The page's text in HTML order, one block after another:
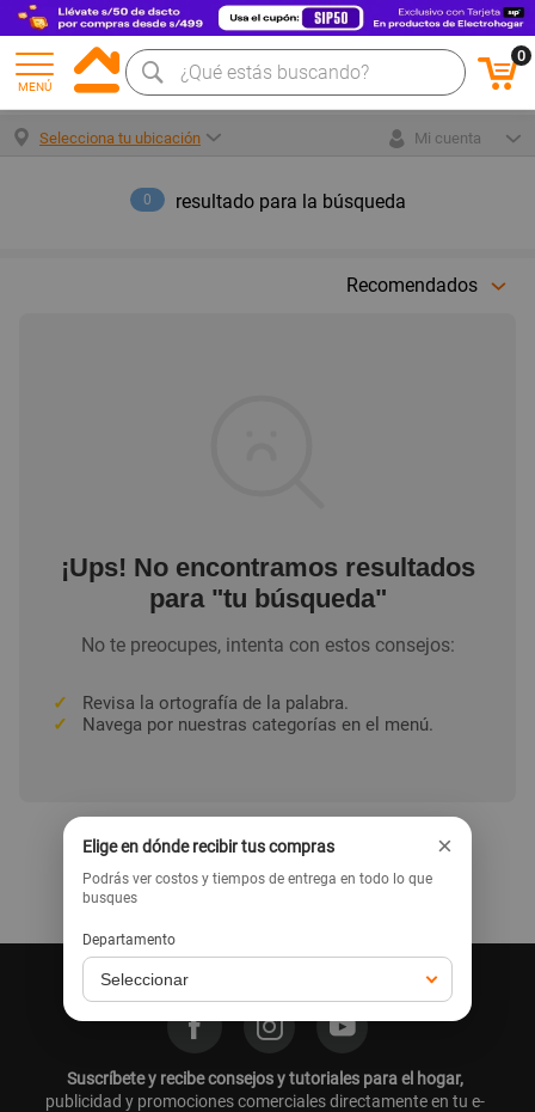
MENÚ
0
Selecciona tu ubicación Mi cuenta
0 resultado para la búsqueda
Recomendados
¡Ups! No encontramos resultados
para "tu búsqueda"
No te preocupes, intenta con estos consejos:
✓
Revisa la ortografía de la palabra.
✓
Navega por nuestras categorías en el menú.
Ir a la home
Síguenos en nuestras redes:
Suscríbete y recibe consejos y tutoriales para el hogar,
publicidad y promociones comerciales directamente en tu e-
Elige en dónde recibir tus compras ×
Podrás ver costos y tiempos de entrega en todo lo que
busques
Departamento